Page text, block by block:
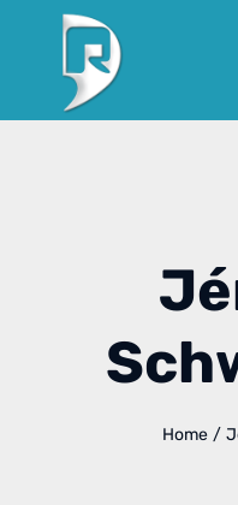
Home /